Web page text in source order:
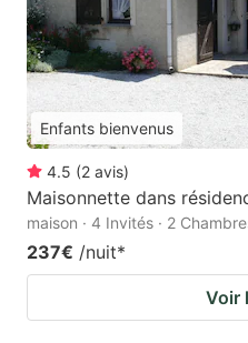
Enfants bienvenus
4.5 (2 avis)
Maisonnette dans
maison · 4 Invités · 2
237€ /nuit*
Voir